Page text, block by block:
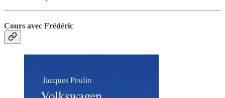
Cours avec Frédéric